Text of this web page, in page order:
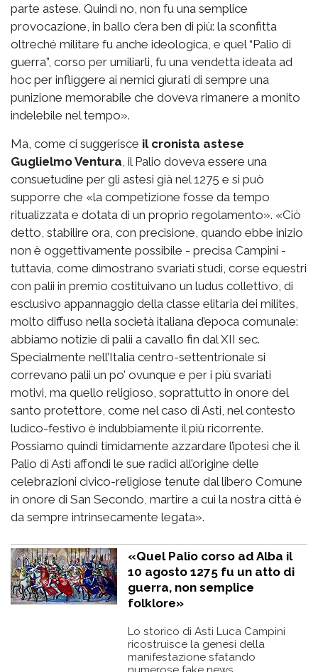
parte astese. Quindi no, non fu una semplice
provocazione, in ballo c’era ben di più: la sconfitta
oltreché militare fu anche ideologica, e quel “Palio di
guerra”, corso per umiliarli, fu una vendetta ideata ad
hoc per infliggere ai nemici giurati di sempre una
punizione memorabile che doveva rimanere a monito
indelebile nel tempo».
Ma, come ci suggerisce il cronista astese
Guglielmo Ventura , il Palio doveva essere una
consuetudine per gli astesi già nel 1275 e si può
supporre che «la competizione fosse da tempo
ritualizzata e dotata di un proprio regolamento». «Ciò
detto, stabilire ora, con precisione, quando ebbe inizio
non è oggettivamente possibile - precisa Campini -
tuttavia, come dimostrano svariati studi, corse equestri
con palii in premio costituivano un ludus collettivo, di
esclusivo appannaggio della classe elitaria dei milites,
molto diffuso nella società italiana d’epoca comunale:
abbiamo notizie di palii a cavallo fin dal XII sec.
Specialmente nell’Italia centro-settentrionale si
correvano palii un po’ ovunque e per i più svariati
motivi, ma quello religioso, soprattutto in onore del
santo protettore, come nel caso di Asti, nel contesto
ludico-festivo è indubbiamente il più ricorrente.
Possiamo quindi timidamente azzardare l’ipotesi che il
Palio di Asti affondi le sue radici all’origine delle
celebrazioni civico-religiose tenute dal libero Comune
in onore di San Secondo, martire a cui la nostra città è
da sempre intrinsecamente legata».
«Quel Palio corso ad Alba il
10 agosto 1275 fu un atto di
guerra, non semplice
folklore»
Lo storico di Asti Luca Campini
ricostruisce la genesi della
manifestazione sfatando